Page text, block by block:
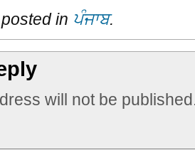
in ਪੰਜਾਬ.
will not be